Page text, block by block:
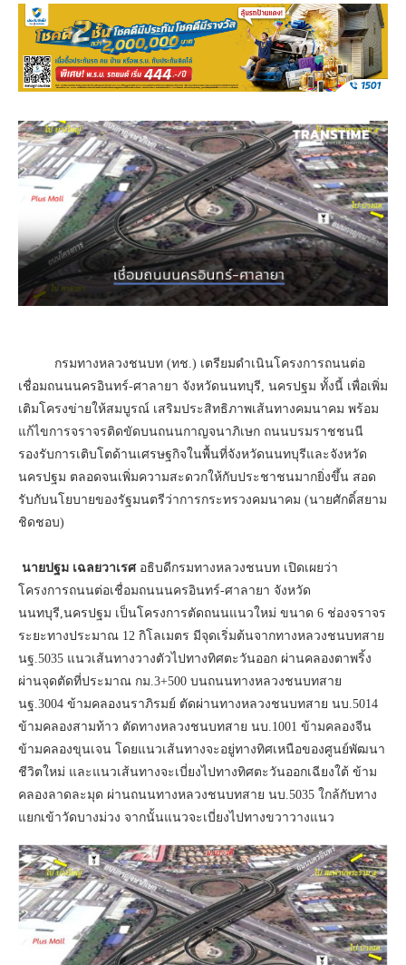
กรมทางหลวงชนบท (ทช.) เตรียมดำเนินโครงการถนนต่อ
เชื่อมถนนนครอินทร์-ศาลายา จังหวัดนนทบุรี, นครปฐม ทั้งนี้ เพื่อเพิ่ม
เติมโครงข่ายให้สมบูรณ์ เสริมประสิทธิภาพเส้นทางคมนาคม พร้อม
แก้ไขการจราจรติดขัดบนถนนกาญจนาภิเษก ถนนบรมราชชนนี
รองรับการเติบโตด้านเศรษฐกิจในพื้นที่จังหวัดนนทบุรีและจังหวัด
นครปฐม ตลอดจนเพิ่มความสะดวกให้กับประชาชนมากยิ่งขึ้น สอด
รับกับนโยบายของรัฐมนตรีว่าการกระทรวงคมนาคม (นายศักดิ์สยาม
ชิดชอบ)
นายปฐม เฉลยวาเรศอธิบดีกรมทางหลวงชนบท เปิดเผยว่า
โครงการถนนต่อเชื่อมถนนนครอินทร์-ศาลายา จังหวัด
นนทบุรี,นครปฐม เป็นโครงการตัดถนนแนวใหม่ ขนาด 6 ช่องจราจร
ระยะทางประมาณ 12 กิโลเมตร มีจุดเริ่มต้นจากทางหลวงชนบทสาย
นฐ.5035 แนวเส้นทางวางตัวไปทางทิศตะวันออก ผ่านคลองตาพริ้ง
ผ่านจุดตัดที่ประมาณ กม.3+500 บนถนนทางหลวงชนบทสาย
นฐ.3004 ข้ามคลองนราภิรมย์ ตัดผ่านทางหลวงชนบทสาย นบ.5014
ข้ามคลองสามท้าว ตัดทางหลวงชนบทสาย นบ.1001 ข้ามคลองจีน
ข้ามคลองขุนเจน โดยแนวเส้นทางจะอยู่ทางทิศเหนือของศูนย์พัฒนา
ชีวิตใหม่ และแนวเส้นทางจะเบี่ยงไปทางทิศตะวันออกเฉียงใต้ ข้าม
คลองลาดละมุด ผ่านถนนทางหลวงชนบทสาย นบ.5035 ใกล้กับทาง
แยกเข้าวัดบางม่วง จากนั้นแนวจะเบี่ยงไปทางขวาวางแนว